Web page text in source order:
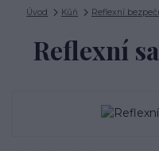
Úvod Kůň Reflexní
Reflexní